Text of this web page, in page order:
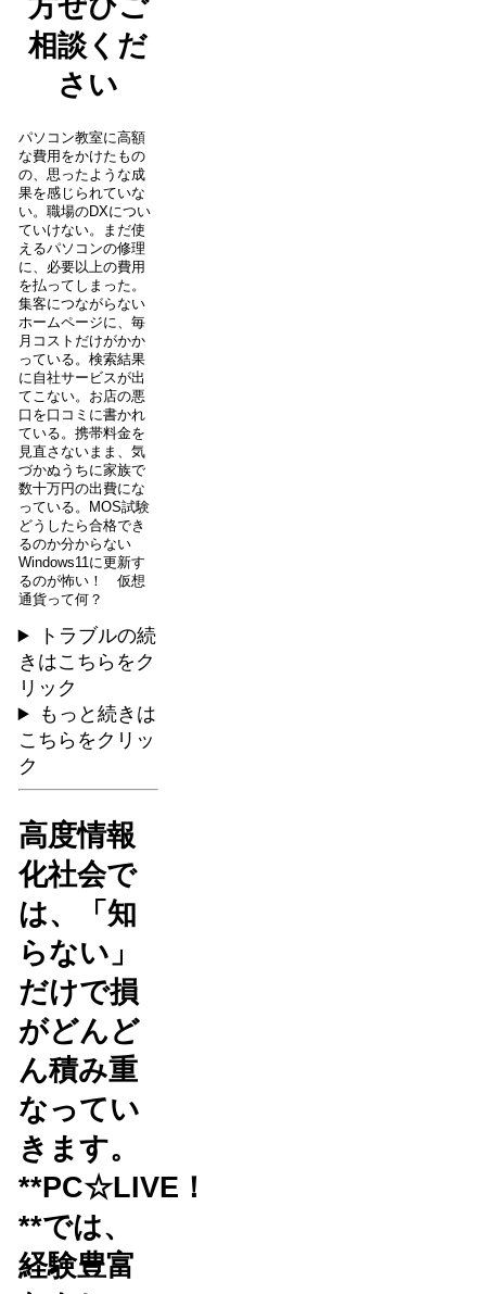
方ぜひご
相談くだ
さい
パソコン教室に高額
な費用をかけたもの
の、思ったような成
果を感じられていな
い。職場のDXについ
ていけない。まだ使
えるパソコンの修理
に、必要以上の費用
を払ってしまった。
集客につながらない
ホームページに、毎
月コストだけがかか
っている。検索結果
に自社サービスが出
てこない。お店の悪
口を口コミに書かれ
ている。携帯料金を
見直さないまま、気
づかぬうちに家族で
数十万円の出費にな
っている。MOS試験
どうしたら合格でき
るのか分からない
Windows11に更新す
るのが怖い！ 仮想
通貨って何？
トラブルの続
きはこちらをク
リック
もっと続きは
こちらをクリッ
ク
高度情報
化社会で
は、「知
らない」
だけで損
がどんど
ん積み重
なってい
きます。
**PC☆LIVE！
**では、
経験豊富